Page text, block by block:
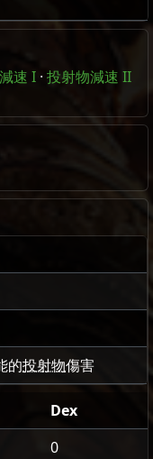
速 I · 投射物減速 II
的投射物傷害
Dex
0